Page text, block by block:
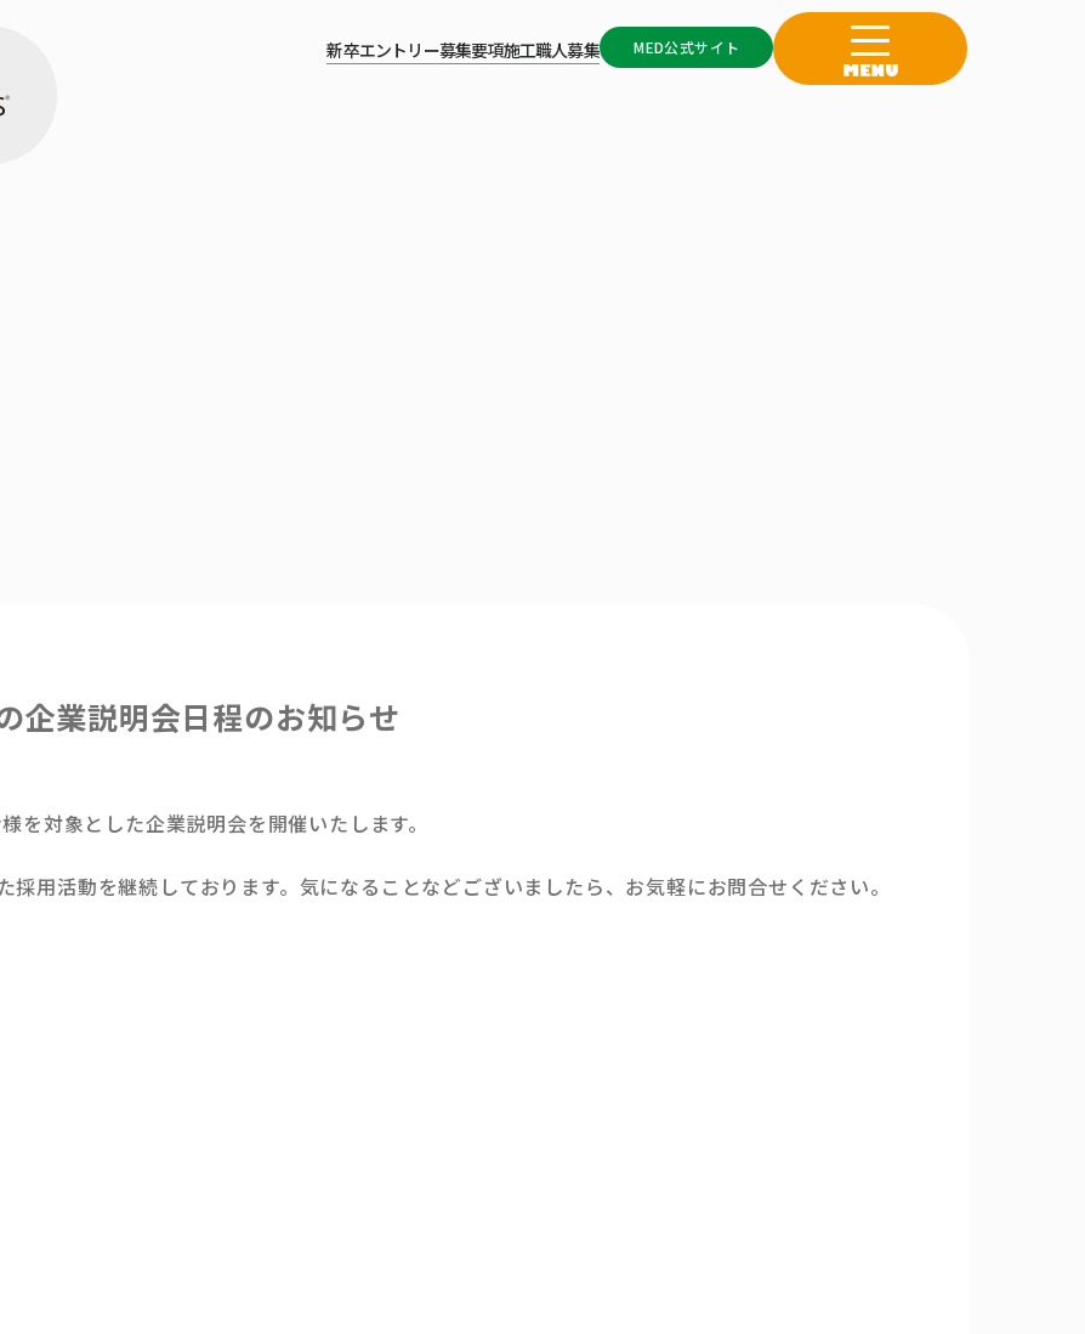
新卒エントリー募集要項施工職人募集 MED公式サイト
業説明会日程のお知らせ
対象とした企業説明会を開催いたします。
用活動を継続しております。気になることなどございましたら、お気軽にお問合せください。